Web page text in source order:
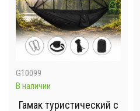
G10099
В наличии
Гамак туристический с